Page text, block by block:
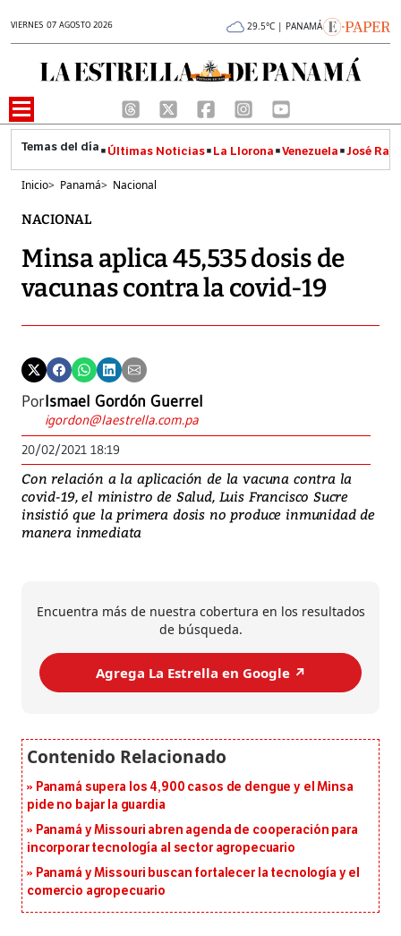
VIERNES 07 AGOSTO 2026 29.5°C | PANAMÁ
Últimas Noticias La Llorona Venezuela José
Inicio> Panamá> Nacional
NACIONAL
Minsa aplica 45,535 dosis de
vacunas contra la covid-19
PorIsmael Gordón Guerrel
igordon@laestrella.com.pa
20/02/2021 18:19
Con relación a la aplicación de la vacuna contra la
covid-19, el ministro de Salud, Luis Francisco Sucre
insistió que la primera dosis no produce inmunidad de
manera inmediata
Encuentra más de nuestra cobertura en los resultados
de búsqueda.
Agrega La Estrella en Google ↗️
Panamá supera los 4,900 casos de dengue y el Minsa
pide no bajar la guardia
Panamá y Missouri abren agenda de cooperación para
incorporar tecnología al sector agropecuario
Panamá y Missouri buscan fortalecer la tecnología y el
comercio agropecuario